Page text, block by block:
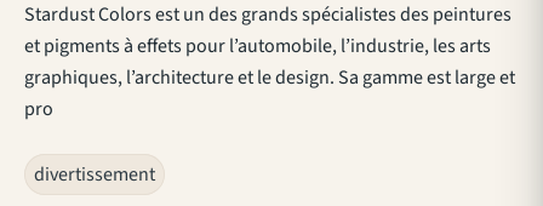
Stardust Colors est un des grands spécialistes des peintures
et pigments à effets pour l’automobile, l’industrie, les arts
graphiques, l’architecture et le design. Sa gamme est large et
pro
divertissement